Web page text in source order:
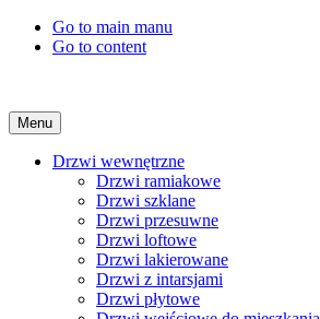
Go to main manu
Go to content
Menu
Drzwi wewnętrzne
Drzwi ramiakowe
Drzwi szklane
Drzwi przesuwne
Drzwi loftowe
Drzwi lakierowane
Drzwi z intarsjami
Drzwi płytowe